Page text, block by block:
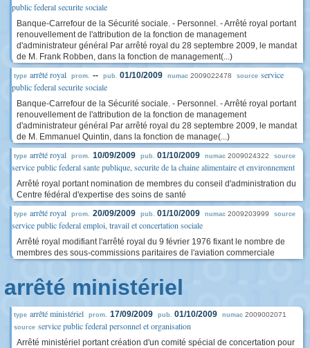
public federal securite sociale
Banque-Carrefour de la Sécurité sociale. - Personnel. - Arrêté royal portant
renouvellement de l'attribution de la fonction de management
d'administrateur général Par arrêté royal du 28 septembre 2009, le mandat
de M. Frank Robben, dans la fonction de management(...)
type arrêté royal prom. -- pub. 01/10/2009 numac 2009022478 source service
public federal securite sociale
Banque-Carrefour de la Sécurité sociale. - Personnel. - Arrêté royal portant
renouvellement de l'attribution de la fonction de management
d'administrateur général Par arrêté royal du 28 septembre 2009, le mandat
de M. Emmanuel Quintin, dans la fonction de manage(...)
type arrêté royal prom. 10/09/2009 pub. 01/10/2009 numac 2009024322 source
service public federal sante publique, securite de la chaine alimentaire et environnement
Arrêté royal portant nomination de membres du conseil d'administration du
Centre fédéral d'expertise des soins de santé
type arrêté royal prom. 20/09/2009 pub. 01/10/2009 numac 2009203999 source
service public federal emploi, travail et concertation sociale
Arrêté royal modifiant l'arrêté royal du 9 février 1976 fixant le nombre de
membres des sous-commissions paritaires de l'aviation commerciale
arrêté ministériel
type arrêté ministériel prom. 17/09/2009 pub. 01/10/2009 numac 2009002071
source service public federal personnel et organisation
Arrêté ministériel portant création d'un comité spécial de concertation pour